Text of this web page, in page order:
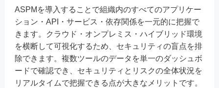
ASPMを導入することで組織内のすべてのアプリケー
ション・API・サービス・依存関係を一元的に把握で
きます。クラウド・オンプレミス・ハイブリッド環境
を横断して可視化するため、セキュリティの盲点を排
除できます。複数ツールのデータを単一のダッシュボ
ードで確認でき、セキュリティとリスクの全体状況を
リアルタイムで把握できる点が大きなメリットです。